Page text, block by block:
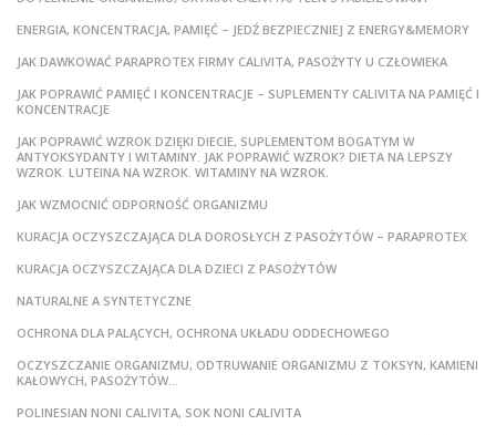
ENERGIA, KONCENTRACJA, PAMIĘĆ – JEDŹ BEZPIECZNIEJ Z ENERGY&MEMORY
JAK DAWKOWAĆ PARAPROTEX FIRMY CALIVITA, PASOŻYTY U CZŁOWIEKA
JAK POPRAWIĆ PAMIĘĆ I KONCENTRACJE – SUPLEMENTY CALIVITA NA PAMIĘĆ I
KONCENTRACJE
JAK POPRAWIĆ WZROK DZIĘKI DIECIE, SUPLEMENTOM BOGATYM W
ANTYOKSYDANTY I WITAMINY. JAK POPRAWIĆ WZROK? DIETA NA LEPSZY
WZROK. LUTEINA NA WZROK. WITAMINY NA WZROK.
JAK WZMOCNIĆ ODPORNOŚĆ ORGANIZMU
KURACJA OCZYSZCZAJĄCA DLA DOROSŁYCH Z PASOŻYTÓW – PARAPROTEX
KURACJA OCZYSZCZAJĄCA DLA DZIECI Z PASOŻYTÓW
NATURALNE A SYNTETYCZNE
OCHRONA DLA PALĄCYCH, OCHRONA UKŁADU ODDECHOWEGO
OCZYSZCZANIE ORGANIZMU, ODTRUWANIE ORGANIZMU Z TOKSYN, KAMIENI
KAŁOWYCH, PASOŻYTÓW…
POLINESIAN NONI CALIVITA, SOK NONI CALIVITA